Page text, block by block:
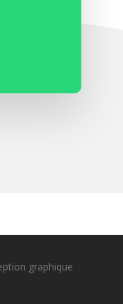
graphique